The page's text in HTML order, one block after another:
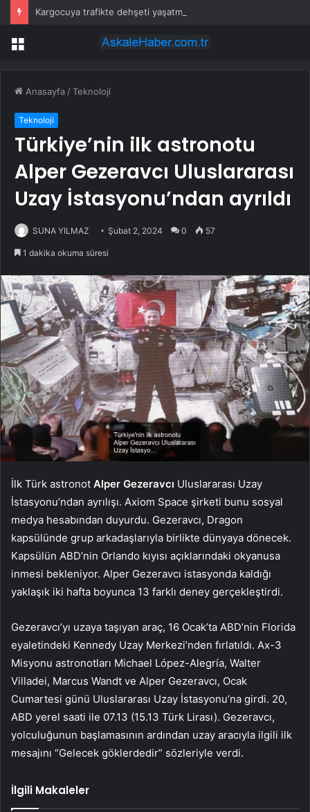
Kargocuya trafikte dehşeti yaşatmıştı: Cezası belli oldu
Menü
Anasayfa /Teknoloji
Teknoloji
Türkiye’nin ilk astronotu
Alper Gezeravcı Uluslararası
Uzay İstasyonu’ndan ayrıldı
SUNA YILMAZ Şubat 2, 2024 0 57
1 dakika okuma süresi
İlk Türk astronot Alper Gezeravcı Uluslararası Uzay
İstasyonu’ndan ayrılışı. Axiom Space şirketi bunu sosyal
medya hesabından duyurdu. Gezeravcı, Dragon
kapsülünde grup arkadaşlarıyla birlikte dünyaya dönecek.
Kapsülün ABD’nin Orlando kıyısı açıklarındaki okyanusa
inmesi bekleniyor. Alper Gezeravcı istasyonda kaldığı
yaklaşık iki hafta boyunca 13 farklı deney gerçekleştirdi.
Gezeravcı’yı uzaya taşıyan araç, 16 Ocak’ta ABD’nin Florida
eyaletindeki Kennedy Uzay Merkezi’nden fırlatıldı. Ax-3
Misyonu astronotları Michael López-Alegría, Walter
Villadei, Marcus Wandt ve Alper Gezeravcı, Ocak
Cumartesi günü Uluslararası Uzay İstasyonu’na girdi. 20,
ABD yerel saati ile 07.13 (15.13 Türk Lirası). Gezeravcı,
yolculuğunun başlamasının ardından uzay aracıyla ilgili ilk
mesajını “Gelecek göklerdedir” sözleriyle verdi.
İlgili Makaleler